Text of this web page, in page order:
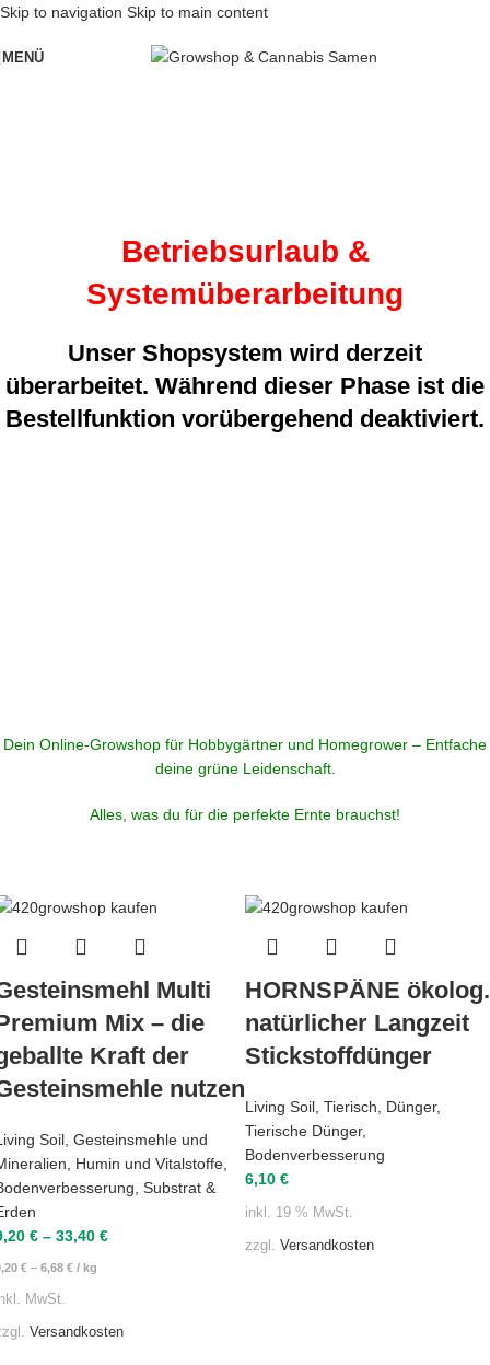
Skip to navigation Skip to main content
MENÜ
Betriebsurlaub &
Systemüberarbeitung
Unser Shopsystem wird derzeit
überarbeitet. Während dieser Phase ist die
Bestellfunktion vorübergehend deaktiviert.
Dein Online-Growshop für Hobbygärtner und Homegrower – Entfache
deine grüne Leidenschaft.
Alles, was du für die perfekte Ernte brauchst!
Multi
Mix – die
Kraft der
nutzen
Soil, Gesteinsmehle und
, Humin und Vitalstoffe,
, Substrat &
€ – 33,40 €
€ – 6,68 € / kg
MwSt.
Versandkosten
HORNSPÄNE ökolog.
natürlicher Langzeit
Stickstoffdünger
Living Soil, Tierisch, Dünger,
Tierische Dünger,
Bodenverbesserung
6,10 €
inkl. 19 % MwSt.
zzgl. Versandkosten